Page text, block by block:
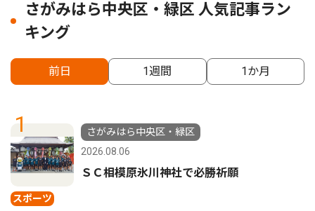
さがみはら中央区・緑区 人気記事ラン
キング
前日 1週間 1か月
1
スポーツ
さがみはら中央区・緑区
2026.08.06
ＳＣ相模原氷川神社で必勝祈願